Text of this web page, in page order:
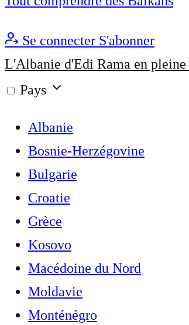
Se connecter S'abonner
L'Albanie d'Edi Rama en
Pays
Albanie
Bosnie-Herzégovine
Bulgarie
Croatie
Grèce
Kosovo
Macédoine du Nord
Moldavie
Monténégro